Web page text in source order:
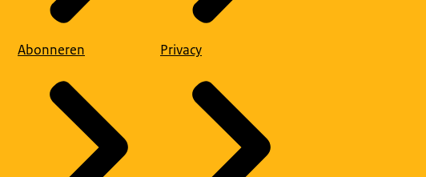
Abonneren Privacy